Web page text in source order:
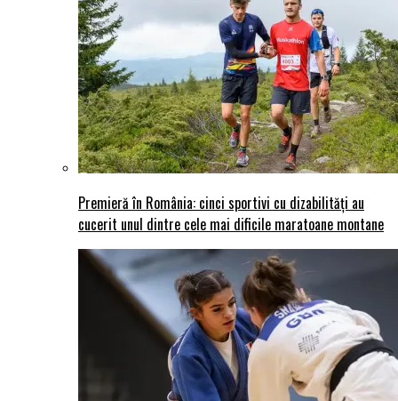
Premieră în România: cinci sportivi cu dizabilități au
cucerit unul dintre cele mai dificile maratoane montane